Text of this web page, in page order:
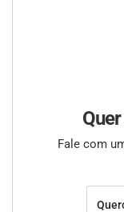
Fale com